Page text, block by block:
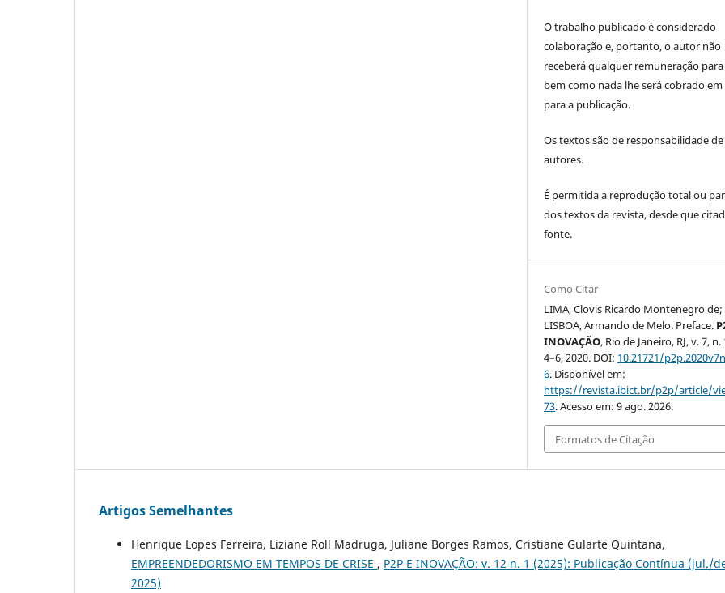
O trabalho publicado é considerado
colaboração e, portanto, o autor não
receberá qualquer remuneração
bem como nada lhe será cobrado
para a publicação.
Os textos são de responsabilidade de
autores.
É permitida a reprodução total ou
dos textos da revista, desde que
fonte.
Como Citar
LIMA, Clovis Ricardo Montenegro de;
LISBOA, Armando de Melo. Preface.
INOVAÇÃO, Rio de Janeiro, RJ, v. 7, n.
4–6, 2020. DOI: 10.21721/
6. Disponível em:
https://revista.ibict.br/p2p/article/
73. Acesso em: 9 ago. 2026.
Formatos de Citação
Artigos Semelhantes
Henrique Lopes Ferreira, Liziane Roll Madruga, Juliane Borges Ramos, Cristiane Gularte Quintana,
EMPREENDEDORISMO EM TEMPOS DE CRISE , P2P E INOVAÇÃO: v. 12 n. 1 (2025): Publicação Contínua (jul./
2025)